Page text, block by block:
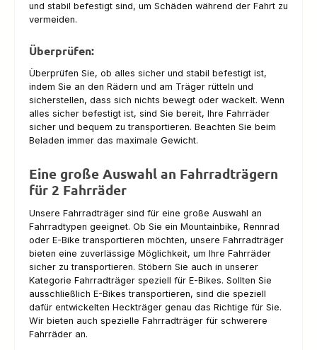
und stabil befestigt sind, um Schäden während der Fahrt zu
vermeiden.
Überprüfen:
Überprüfen Sie, ob alles sicher und stabil befestigt ist,
indem Sie an den Rädern und am Träger rütteln und
sicherstellen, dass sich nichts bewegt oder wackelt. Wenn
alles sicher befestigt ist, sind Sie bereit, Ihre Fahrräder
sicher und bequem zu transportieren. Beachten Sie beim
Beladen immer das maximale Gewicht.
Eine große Auswahl an Fahrradträgern
für 2 Fahrräder
Unsere Fahrradträger sind für eine große Auswahl an
Fahrradtypen geeignet. Ob Sie ein Mountainbike, Rennrad
oder E-Bike transportieren möchten, unsere Fahrradträger
bieten eine zuverlässige Möglichkeit, um Ihre Fahrräder
sicher zu transportieren. Stöbern Sie auch in unserer
Kategorie Fahrradträger speziell für E-Bikes. Sollten Sie
ausschließlich E-Bikes transportieren, sind die speziell
dafür entwickelten Heckträger genau das Richtige für Sie.
Wir bieten auch spezielle Fahrradträger für schwerere
Fahrräder an.